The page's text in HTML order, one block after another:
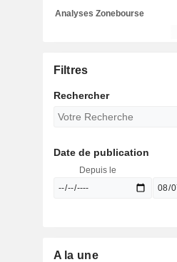
Analyses Zonebourse
Filtres
Rechercher
Date de publication
Depuis le
A la une